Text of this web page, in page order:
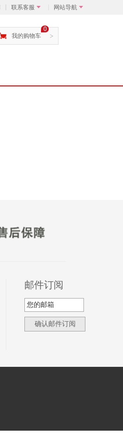
联系客服 网站导航
>
0
我的购物车
邮件订阅